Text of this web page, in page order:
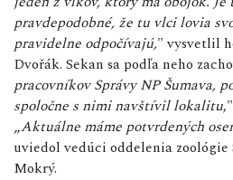
pravdepodobné, že tu vlci lovia
pravidelne odpočívajú," vysvetlil
Dvořák. Sekan sa podľa neho
pracovníkov Správy NP Šumava,
spoločne s nimi navštívil lokalitu
„Aktuálne máme potvrdených
uviedol vedúci oddelenia zoológie
Mokrý.